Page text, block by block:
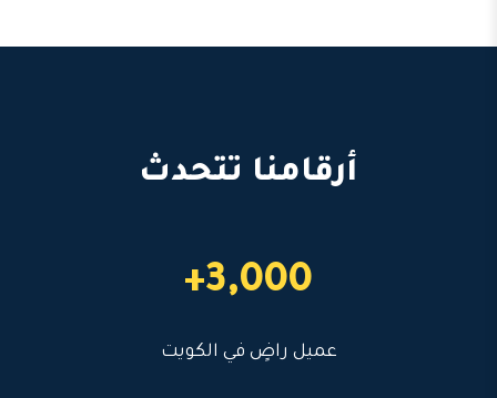
أرقامنا تتحدث
3,000+
عميل راضٍ في الكويت